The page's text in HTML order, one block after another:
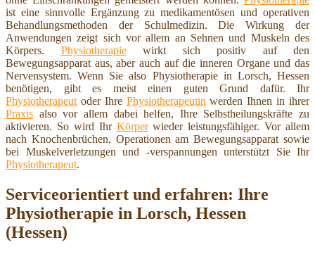
ist eine sinnvolle Ergänzung zu medikamentösen und operativen
Behandlungsmethoden der Schulmedizin. Die Wirkung der
Anwendungen zeigt sich vor allem an Sehnen und Muskeln des
Körpers. Physiotherapiewirkt sich positiv auf den
Bewegungsapparat aus, aber auch auf die inneren Organe und das
Nervensystem. Wenn Sie also Physiotherapie in Lorsch, Hessen
benötigen, gibt es meist einen guten Grund dafür. Ihr
Physiotherapeut oder Ihre Physiotherapeutin werden Ihnen in ihrer
Praxis also vor allem dabei helfen, Ihre Selbstheilungskräfte zu
aktivieren. So wird Ihr Körperwieder leistungsfähiger. Vor allem
nach Knochenbrüchen, Operationen am Bewegungsapparat sowie
bei Muskelverletzungen und -verspannungen unterstützt Sie Ihr
Physiotherapeut.
Serviceorientiert und erfahren: Ihre
Physiotherapie in Lorsch, Hessen
(Hessen)